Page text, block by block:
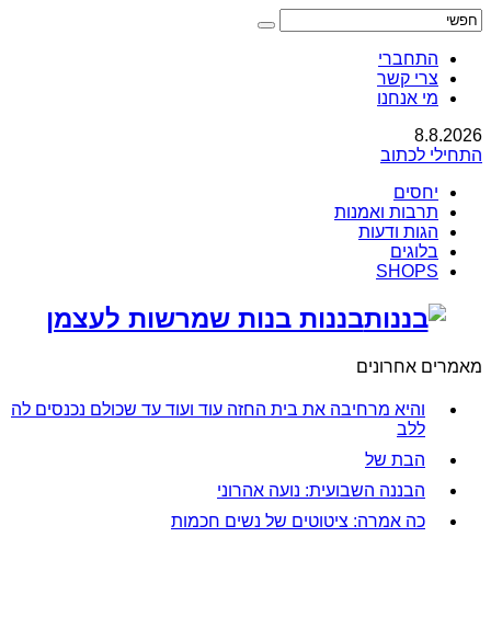
התחברי
צרי קשר
מי אנחנו
8.8.2026
התחילי לכתוב
יחסים
תרבות ואמנות
הגות ודעות
בלוגים
SHOPS
בננות בנות שמרשות לעצמן
מאמרים אחרונים
והיא מרחיבה את בית החזה עוד ועוד עד שכולם נכנסים לה
ללב
הבת של
הבננה השבועית: נועה אהרוני
כה אמרה: ציטוטים של נשים חכמות